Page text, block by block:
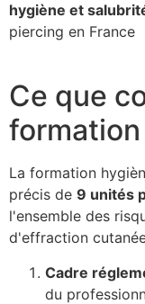
hygiène et
piercing en France
Ce que
La formation
précis de 9 unités
l'ensemble des
d'effraction
Cadre
du